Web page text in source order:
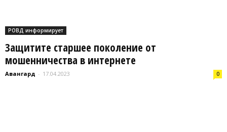
РОВД информирует
Защитите старшее поколение от
мошенничества в интернете
Авангард - 17.04.2023 0